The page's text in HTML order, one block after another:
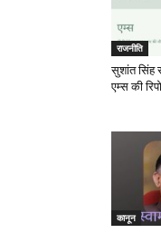
राजनीति
सुशांत सिंह
एम्स की
कानून